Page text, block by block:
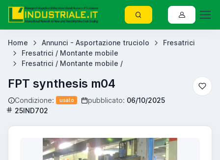
Home Annunci - Asportazione truciolo
Fresatrici
Fresatrici / Montante mobile
Fresatrici / Montante mobile /
FPT synthesis m04
Condizione: usato pubblicato: 06/10/2025
25IND702